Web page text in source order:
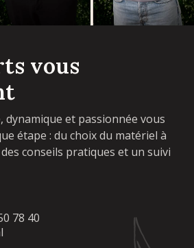
vous
dynamique et passionnée vous
étape : du choix du matériel à
conseils pratiques et un suivi
78 40